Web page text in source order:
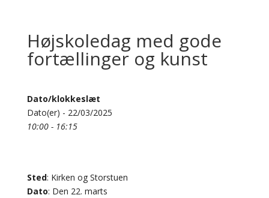
Højskoledag med gode
fortællinger og kunst
Dato/klokkeslæt
Dato(er) - 22/03/2025
10:00 - 16:15
Sted: Kirken og Storstuen
Dato: Den 22. marts